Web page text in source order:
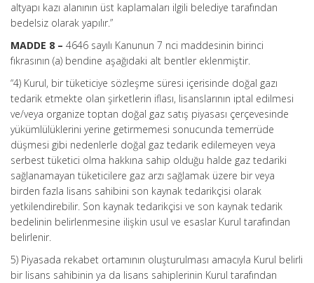
altyapı kazı alanının üst kaplamaları ilgili belediye tarafından
bedelsiz olarak yapılır.”
MADDE 8 – 4646 sayılı Kanunun 7 nci maddesinin birinci
fıkrasının (a) bendine aşağıdaki alt bentler eklenmiştir.
“4) Kurul, bir tüketiciye sözleşme süresi içerisinde doğal gazı
tedarik etmekte olan şirketlerin iflası, lisanslarının iptal edilmesi
ve/veya organize toptan doğal gaz satış piyasası çerçevesinde
yükümlülüklerini yerine getirmemesi sonucunda temerrüde
düşmesi gibi nedenlerle doğal gaz tedarik edilemeyen veya
serbest tüketici olma hakkına sahip olduğu halde gaz tedariki
sağlanamayan tüketicilere gaz arzı sağlamak üzere bir veya
birden fazla lisans sahibini son kaynak tedarikçisi olarak
yetkilendirebilir. Son kaynak tedarikçisi ve son kaynak tedarik
bedelinin belirlenmesine ilişkin usul ve esaslar Kurul tarafından
belirlenir.
5) Piyasada rekabet ortamının oluşturulması amacıyla Kurul belirli
bir lisans sahibinin ya da lisans sahiplerinin Kurul tarafından